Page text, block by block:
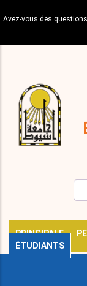
au
principal
Avez-vous des
PRINCIPALE
ÉTUDIANTS
décisions
Expatriés
Journal